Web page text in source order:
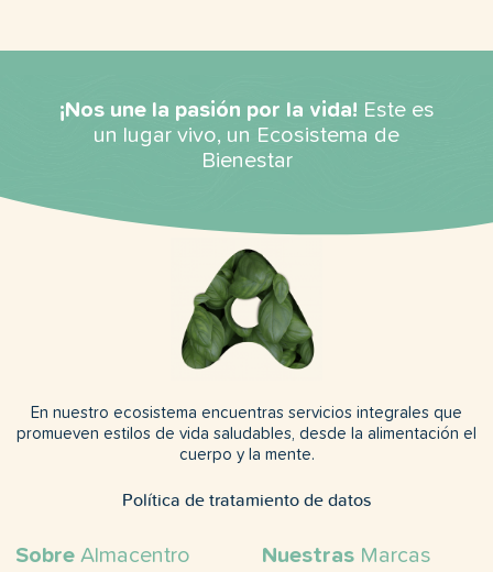
¡Nos une la pasión por la vida! Este es
un lugar vivo, un Ecosistema de
Bienestar
En nuestro ecosistema encuentras servicios integrales que
promueven estilos de vida saludables, desde la alimentación el
cuerpo y la mente.
Política de tratamiento de datos
Sobre Almacentro Nuestras Marcas